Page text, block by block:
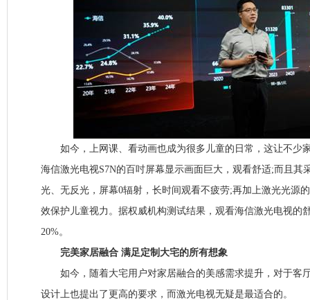
如今，上网课、看动画也成为很多儿童的日常，这让不少
海信激光电视S7N的百吋屏幕显示画面巨大，观看舒适;而且其
光、无反光，屏幕0辐射，长时间观看不疲劳;再加上激光光源
效保护儿童视力。据权威机构测试结果，观看海信激光电视的
20%。
完美家居融合 满足定制大宅的所有想象
如今，随着大宅用户对家居融合的美感需求提升，对于客
设计上也提出了更高的要求，而激光电视无疑是最适合的。